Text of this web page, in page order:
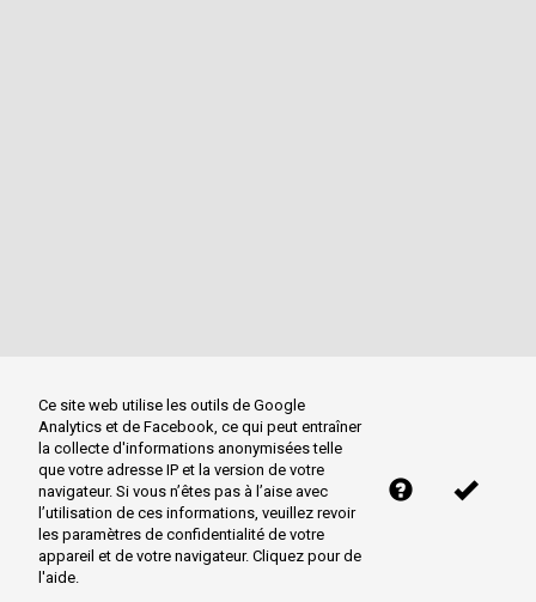
Ce site web utilise les outils de Google
Analytics et de Facebook, ce qui peut entraîner
la collecte d'informations anonymisées telle
que votre adresse IP et la version de votre
navigateur. Si vous n’êtes pas à l’aise avec
l’utilisation de ces informations, veuillez revoir
les paramètres de confidentialité de votre
appareil et de votre navigateur. Cliquez pour de
l'aide.